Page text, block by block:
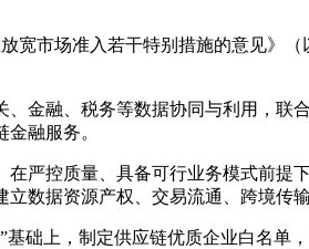
宽市场准入若干特别措施的意见》
金融、税务等数据协同与利用，
融服务。
严控质量、具备可行业务模式前
数据资源产权、交易流通、跨境传
础上，制定供应链优质企业白名